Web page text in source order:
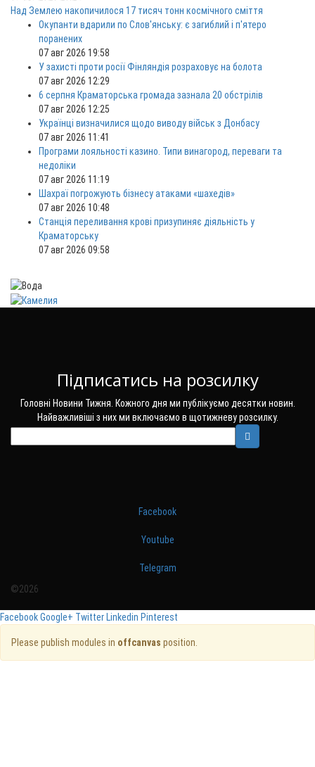
Над Землею накопичилося 17 тисяч тонн космічного сміття
Окупанти вдарили по Слов'янську: є загиблий і п'ятеро
поранених
07 авг 2026 19:58
У захисті проти росії Фінляндія розраховує на болота
07 авг 2026 12:29
6 серпня Краматорська громада зазнала 20 обстрілів
07 авг 2026 12:25
Українці визначилися щодо виводу військ з Донбасу
07 авг 2026 11:41
Програми лояльності казино. Типи винагород, переваги та
недоліки
07 авг 2026 11:19
Шахраї погрожують бізнесу атаками «шахедів»
07 авг 2026 10:48
Станція переливання крові призупиняє діяльність у
Краматорську
07 авг 2026 09:58
Підписатись на розсилку
Головні Новини Тижня. Кожного дня ми публікуємо десятки новин.
Найважливіші з них ми включаємо в щотижневу розсилку.
Facebook
Youtube
Telegram
©2026
FacebookGoogle+ Twitter Linkedin Pinterest
Please publish modules in offcanvas position.